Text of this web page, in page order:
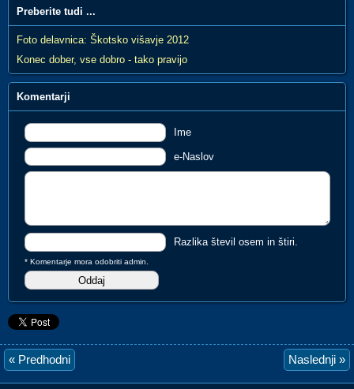
Preberite tudi ...
Foto delavnica: Škotsko višavje 2012
Konec dober, vse dobro - tako pravijo
Komentarji
Ime
e-Naslov
Razlika števil osem in štiri.
* Komentarje mora odobriti admin.
« Predhodni Naslednji »